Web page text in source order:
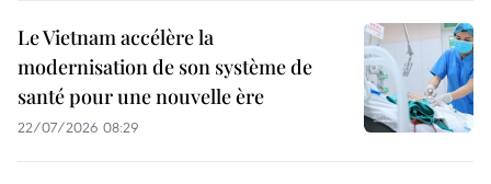
Le Vietnam accélère la
modernisation de son système de
santé pour une nouvelle ère
22/07/2026 08:29